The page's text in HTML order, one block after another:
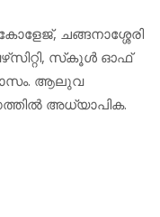
ചങ്ങനാശ്ശേരി
സ്‌കൂള്‍ ഓഫ്
ആലുവ
അധ്യാപിക.